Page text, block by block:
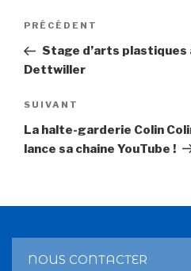
PRÉCÉDENT
Stage d’arts plastiques
Dettwiller
SUIVANT
La halte-garderie Colin
lance sa chaine YouTube !
NOUS CONTACTER